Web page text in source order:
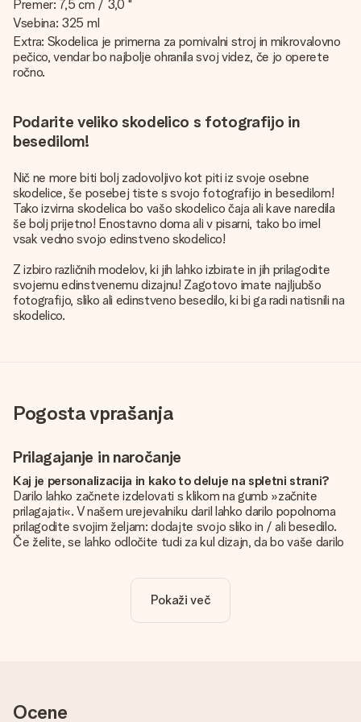
Premer: 7,5 cm / 3,0 "
Vsebina: 325 ml
Extra: Skodelica je primerna za pomivalni stroj in mikrovalovno
pečico, vendar bo najbolje ohranila svoj videz, če jo operete
ročno.
Podarite veliko skodelico s fotografijo in
besedilom!
Nič ne more biti bolj zadovoljivo kot piti iz svoje osebne
skodelice, še posebej tiste s svojo fotografijo in besedilom!
Tako izvirna skodelica bo vašo skodelico čaja ali kave naredila
še bolj prijetno! Enostavno doma ali v pisarni, tako bo imel
vsak vedno svojo edinstveno skodelico!
Z izbiro različnih modelov, ki jih lahko izbirate in jih prilagodite
svojemu edinstvenemu dizajnu! Zagotovo imate najljubšo
fotografijo, sliko ali edinstveno besedilo, ki bi ga radi natisnili na
skodelico.
Pogosta vprašanja
Prilagajanje in naročanje
Kaj je personalizacija in kako to deluje na spletni strani?
Darilo lahko začnete izdelovati s klikom na gumb »začnite
prilagajati«. V našem urejevalniku daril lahko darilo popolnoma
prilagodite svojim željam: dodajte svojo sliko in / ali besedilo.
Če želite, se lahko odločite tudi za kul dizajn, da bo vaše darilo
Je personalizacija vključena v ceno?
Cena, prikazana na spletnem mestu, vključuje personalizacijo
vašega darila. Lepo in jasno!
našo službo za pomoč strankam in priložite fotografijo skupaj
Pokaži več
Ocene